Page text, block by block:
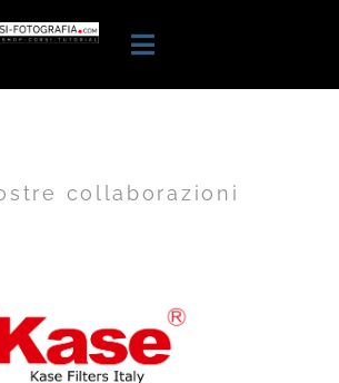
collaborazioni